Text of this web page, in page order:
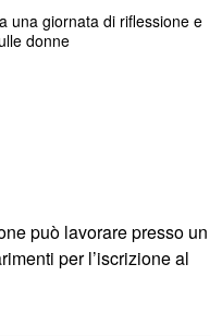
una giornata di riflessione e
donne
può lavorare presso un
per l’iscrizione al